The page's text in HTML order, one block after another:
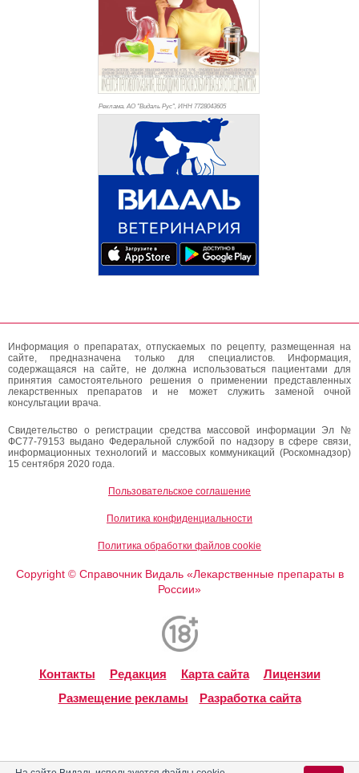
Реклама. АО "Видаль Рус", ИНН 7728043605
Информация о препаратах, отпускаемых по рецепту, размещенная на
сайте, предназначена только для специалистов. Информация,
содержащаяся на сайте, не должна использоваться пациентами для
принятия самостоятельного решения о применении представленных
лекарственных препаратов и не может служить заменой очной
консультации врача.
Свидетельство о регистрации средства массовой информации Эл №
ФС77-79153 выдано Федеральной службой по надзору в сфере связи,
информационных технологий и массовых коммуникаций (Роскомнадзор)
15 сентября 2020 года.
Пользовательское соглашение
Политика конфиденциальности
Политика обработки файлов cookie
Copyright ©Справочник Видаль «Лекарственные препараты в
России»
Контакты Редакция Карта сайта
Лицензии
Размещение рекламы
Разработка сайта